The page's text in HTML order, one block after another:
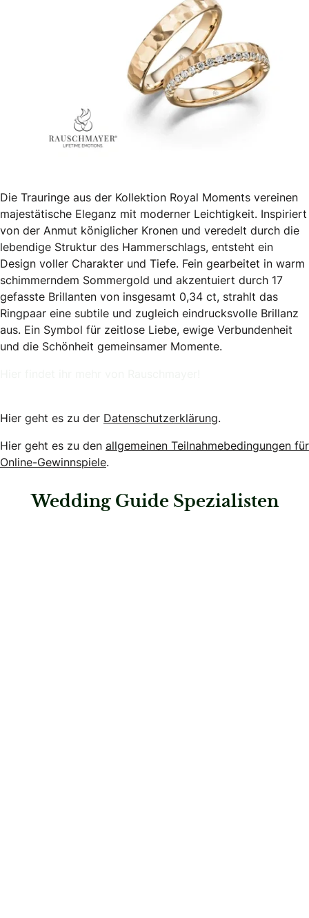
Die Trauringe aus der Kollektion Royal Moments vereinen
majestätische Eleganz mit moderner Leichtigkeit. Inspiriert
von der Anmut königlicher Kronen und veredelt durch die
lebendige Struktur des Hammerschlags, entsteht ein
Design voller Charakter und Tiefe. Fein gearbeitet in warm
schimmerndem Sommergold und akzentuiert durch 17
gefasste Brillanten von insgesamt 0,34 ct, strahlt das
Ringpaar eine subtile und zugleich eindrucksvolle Brillanz
aus. Ein Symbol für zeitlose Liebe, ewige Verbundenheit
und die Schönheit gemeinsamer Momente.
Hier geht es zu der Datenschutzerklärung.
Hier geht es zu den allgemeinen Teilnahmebedingungen für
Online-Gewinnspiele.
Wedding Guide Spezialisten